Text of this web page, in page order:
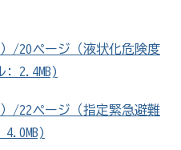
/20ページ（液状化危険度
: 2.4MB)
/22ページ（指定緊急避難